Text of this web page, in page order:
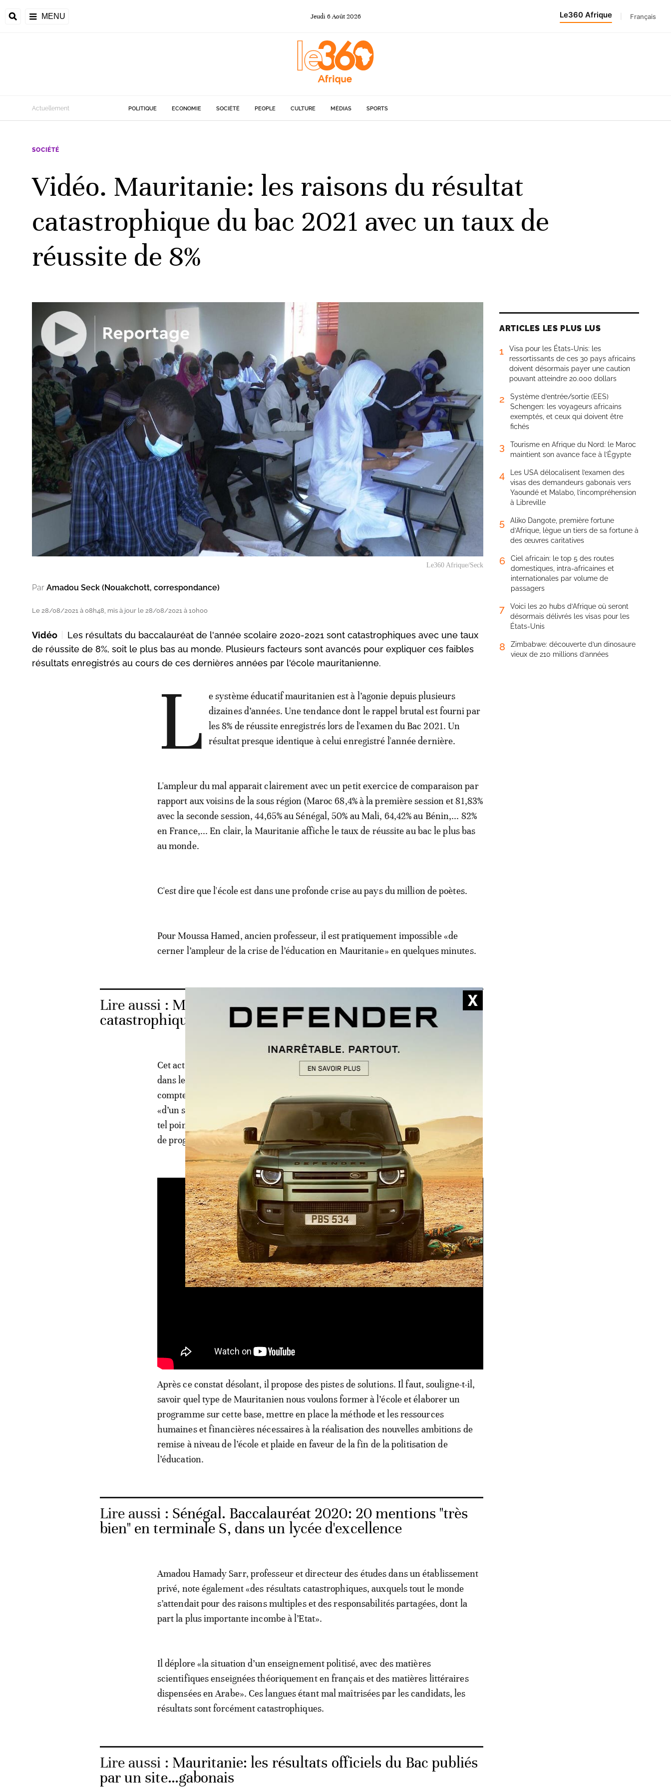
MENU Jeudi 6Août 2026 Le360 Afrique Français
Actuellement POLITIQUE ECONOMIE SOCIÉTÉ PEOPLE CULTURE MÉDIAS SPORTS
SOCIÉTÉ
Vidéo. Mauritanie: les raisons du résultat
catastrophique du bac 2021 avec un taux de
réussite de 8%
Le360 Afrique/Seck
Par Amadou Seck (Nouakchott, correspondance)
Le 28/08/2021 à 08h48, mis à jour le 28/08/2021 à 10h00
Vidéo
Les résultats du baccalauréat de l'année scolaire 2020-2021 sont catastrophiques avec une taux
de réussite de 8%, soit le plus bas au monde. Plusieurs facteurs sont avancés pour expliquer ces faibles
résultats enregistrés au cours de ces dernières années par l'école mauritanienne.
L
e système éducatif mauritanien est à l’agonie depuis plusieurs
dizaines d’années. Une tendance dont le rappel brutal est fourni par
les 8% de réussite enregistrés lors de l'examen du Bac 2021. Un
résultat presque identique à celui enregistré l'année dernière.
L'ampleur du mal apparait clairement avec un petit exercice de comparaison par
rapport aux voisins de la sous région (Maroc 68,4% à la première session et 81,83%
avec la seconde session, 44,65% au Sénégal, 50% au Mali, 64,42% au Bénin,... 82%
en France,... En clair, la Mauritanie affiche le taux de réussite au bac le plus bas
au monde.
C'est dire que l'école est dans une profonde crise au pays du million de poètes.
Pour Moussa Hamed, ancien professeur, il est pratiquement impossible «de
cerner l’ampleur de la crise de l’éducation en Mauritanie» en quelques minutes.
Lire aussi : Mauritanie: un syndicat déplore les résultats
catastrophiques du baccalauréat
Cet acteur, qui a longtemps enseigné, avant d’exercer de hautes responsabilités
dans le milieu des médias, dit ne pas être surpris par ce résultat catastrophique,
compte tenu de la faiblesse du niveau réel des candidats. Il décrit la situation
«d’un système éducatif qui a subi une dérive depuis plusieurs dizaines d’années à
tel point qu’il ne ressemble plus à rien. On ne sait pas ce qu’on fait à l’école, pas
de programme, pas d’enseignants bien formés,...».
Après ce constat désolant, il propose des pistes de solutions. Il faut, souligne-t-il,
savoir quel type de Mauritanien nous voulons former à l’école et élaborer un
programme sur cette base, mettre en place la méthode et les ressources
humaines et financières nécessaires à la réalisation des nouvelles ambitions de
remise à niveau de l’école et plaide en faveur de la fin de la politisation de
l’éducation.
Lire aussi : Sénégal. Baccalauréat 2020: 20 mentions "très
bien" en terminale S, dans un lycée d'excellence
Amadou Hamady Sarr, professeur et directeur des études dans un établissement
privé, note également «des résultats catastrophiques, auxquels tout le monde
s’attendait pour des raisons multiples et des responsabilités partagées, dont la
part la plus importante incombe à l’Etat».
Il déplore «la situation d’un enseignement politisé, avec des matières
scientifiques enseignées théoriquement en français et des matières littéraires
dispensées en Arabe». Ces langues étant mal maîtrisées par les candidats, les
résultats sont forcément catastrophiques.
Lire aussi : Mauritanie: les résultats officiels du Bac publiés
par un site…gabonais
ARTICLES LES PLUS LUS
1
Visa pour les États-Unis: les
ressortissants de ces 30 pays africains
doivent désormais payer une caution
pouvant atteindre 20.000 dollars
2
Système d’entrée/sortie (EES)
Schengen: les voyageurs africains
exemptés, et ceux qui doivent être
fichés
3
Tourisme en Afrique du Nord: le Maroc
maintient son avance face à l’Égypte
4
Les USA délocalisent l’examen des
visas des demandeurs gabonais vers
Yaoundé et Malabo, l’incompréhension
à Libreville
5
Aliko Dangote, première fortune
d’Afrique, lègue un tiers de sa fortune à
des œuvres caritatives
6
Ciel africain: le top 5 des routes
domestiques, intra-africaines et
internationales par volume de
passagers
7
Voici les 20 hubs d’Afrique où seront
désormais délivrés les visas pour les
États-Unis
8
Zimbabwe: découverte d’un dinosaure
vieux de 210 millions d’années